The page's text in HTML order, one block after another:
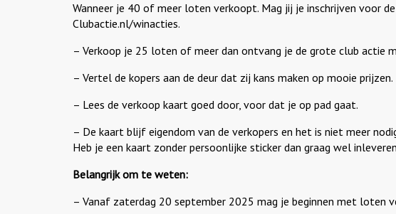
Wanneer je 40 of meer loten verkoopt. Mag jij je inschrijven voor
Clubactie.nl/winacties.
– Verkoop je 25 loten of meer dan ontvang je de grote club actie
– Vertel de kopers aan de deur dat zij kans maken op mooie prijzen.
– Lees de verkoop kaart goed door, voor dat je op pad gaat.
– De kaart blijf eigendom van de verkopers en het is niet meer
Heb je een kaart zonder persoonlijke sticker dan graag wel
Belangrijk om te weten:
– Vanaf zaterdag 20 september 2025 mag je beginnen met loten